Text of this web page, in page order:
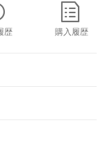
歴 購入履歴